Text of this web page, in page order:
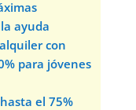
ayuda
con
para jóvenes
el 75%